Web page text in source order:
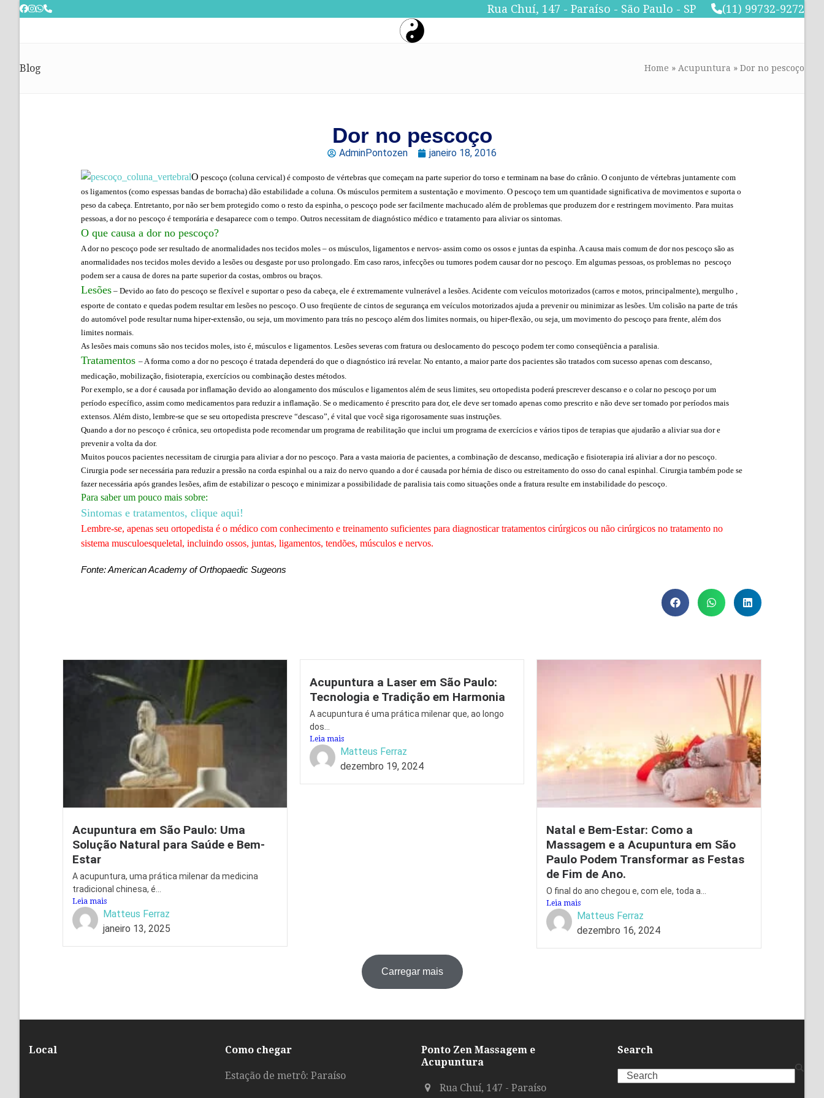
Skip
Rua Chuí, 147 - Paraíso - São Paulo - SP (11) 99732-9272
Blog Home » Acupuntura » Dor no pescoço
Dor no pescoço
AdminPontozen janeiro 18, 2016
O pescoço (coluna cervical) é composto de vértebras que começam na parte superior do torso e terminam na base do crânio. O conjunto de vértebras juntamente com
os ligamentos (como espessas bandas de borracha) dão estabilidade a coluna. Os músculos permitem a sustentação e movimento. O pescoço tem um quantidade significativa de movimentos e suporta o
peso da cabeça. Entretanto, por não ser bem protegido como o resto da espinha, o pescoço pode ser facilmente machucado além de problemas que produzem dor e restringem movimento. Para muitas
pessoas, a dor no pescoço é temporária e desaparece com o tempo. Outros necessitam de diagnóstico médico e tratamento para aliviar os sintomas.
O que causa a dor no pescoço?
A dor no pescoço pode ser resultado de anormalidades nos tecidos moles – os músculos, ligamentos e nervos- assim como os ossos e juntas da espinha. A causa mais comum de dor nos pescoço são as
anormalidades nos tecidos moles devido a lesões ou desgaste por uso prolongado. Em caso raros, infecções ou tumores podem causar dor no pescoço. Em algumas pessoas, os problemas no pescoço
podem ser a causa de dores na parte superior da costas, ombros ou braços.
Lesões – Devido ao fato do pescoço se flexível e suportar o peso da cabeça, ele é extremamente vulnerável a lesões. Acidente com veículos motorizados (carros e motos, principalmente), mergulho ,
esporte de contato e quedas podem resultar em lesões no pescoço. O uso freqüente de cintos de segurança em veículos motorizados ajuda a prevenir ou minimizar as lesões. Um colisão na parte de trás
do automóvel pode resultar numa hiper-extensão, ou seja, um movimento para trás no pescoço além dos limites normais, ou hiper-flexão, ou seja, um movimento do pescoço para frente, além dos
limites normais.
As lesões mais comuns são nos tecidos moles, isto é, músculos e ligamentos. Lesões severas com fratura ou deslocamento do pescoço podem ter como conseqüência a paralisia.
Tratamentos – A forma como a dor no pescoço é tratada dependerá do que o diagnóstico irá revelar. No entanto, a maior parte dos pacientes são tratados com sucesso apenas com descanso,
medicação, mobilização, fisioterapia, exercícios ou combinação destes métodos.
Por exemplo, se a dor é causada por inflamação devido ao alongamento dos músculos e ligamentos além de seus limites, seu ortopedista poderá prescrever descanso e o colar no pescoço por um
período específico, assim como medicamentos para reduzir a inflamação. Se o medicamento é prescrito para dor, ele deve ser tomado apenas como prescrito e não deve ser tomado por períodos mais
extensos. Além disto, lembre-se que se seu ortopedista prescreve “descaso”, é vital que você siga rigorosamente suas instruções.
Quando a dor no pescoço é crônica, seu ortopedista pode recomendar um programa de reabilitação que inclui um programa de exercícios e vários tipos de terapias que ajudarão a aliviar sua dor e
prevenir a volta da dor.
Muitos poucos pacientes necessitam de cirurgia para aliviar a dor no pescoço. Para a vasta maioria de pacientes, a combinação de descanso, medicação e fisioterapia irá aliviar a dor no pescoço.
Cirurgia pode ser necessária para reduzir a pressão na corda espinhal ou a raiz do nervo quando a dor é causada por hérnia de disco ou estreitamento do osso do canal espinhal. Cirurgia também pode se
fazer necessária após grandes lesões, afim de estabilizar o pescoço e minimizar a possibilidade de paralisia tais como situações onde a fratura resulte em instabilidade do pescoço.
Para saber um pouco mais sobre:
Sintomas e tratamentos, clique aqui!
Lembre-se, apenas seu ortopedista é o médico com conhecimento e treinamento suficientes para diagnosticar tratamentos cirúrgicos ou não cirúrgicos no tratamento no
sistema musculoesqueletal, incluindo ossos, juntas, ligamentos, tendões, músculos e nervos.
Fonte: American Academy of Orthopaedic Sugeons
Acupuntura em São Paulo: Uma
Solução Natural para Saúde e Bem-
Estar
A acupuntura, uma prática milenar da medicina
tradicional chinesa, é...
Leia mais
Matteus Ferraz
janeiro 13, 2025
Acupuntura a Laser em São Paulo:
Tecnologia e Tradição em Harmonia
A acupuntura é uma prática milenar que, ao longo
dos...
Leia mais
Matteus Ferraz
dezembro 19, 2024
Natal e Bem-Estar: Como a
Massagem e a Acupuntura em São
Paulo Podem Transformar as Festas
de Fim de Ano.
O final do ano chegou e, com ele, toda a...
Leia mais
Matteus Ferraz
dezembro 16, 2024
Carregar mais
Local Como chegar
Estação de metrô: Paraíso
Ponto Zen Massagem e
Acupuntura
Rua Chuí, 147 - Paraíso
Search